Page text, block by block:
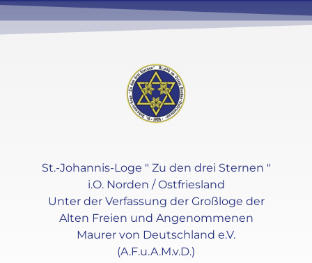
St.-Johannis-Loge " Zu den drei Sternen "
i.O. Norden / Ostfriesland
Unter der Verfassung der Großloge der
Alten Freien und Angenommenen
Maurer von Deutschland e.V.
(A.F.u.A.M.v.D.)